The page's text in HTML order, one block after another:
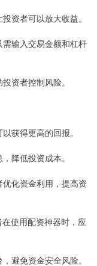
资者可以放大收益。
输入交易金额和杠杆
资者控制风险。
获得更高的回报。
降低投资成本。
化资金利用，提高资
使用配资神器时，应
避免资金安全风险。